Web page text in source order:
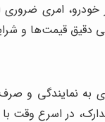
امری ضروری
دقیق قیمت‌ها و
به نمایندگی
در اسرع وقت